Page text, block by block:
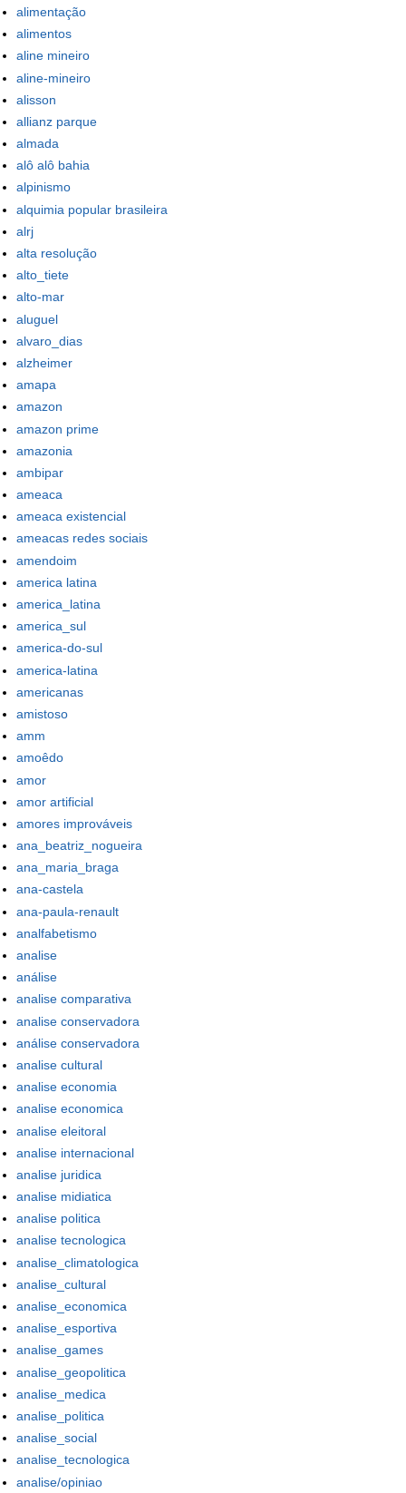
alimentação
alimentos
aline mineiro
aline-mineiro
alisson
allianz parque
almada
alô alô bahia
alpinismo
alquimia popular brasileira
alrj
alta resolução
alto_tiete
alto-mar
aluguel
alvaro_dias
alzheimer
amapa
amazon
amazon prime
amazonia
ambipar
ameaca
ameaca existencial
ameacas redes sociais
amendoim
america latina
america_latina
america_sul
america-do-sul
america-latina
americanas
amistoso
amm
amoêdo
amor
amor artificial
amores improváveis
ana_beatriz_nogueira
ana_maria_braga
ana-castela
ana-paula-renault
analfabetismo
analise
análise
analise comparativa
analise conservadora
análise conservadora
analise cultural
analise economia
analise economica
analise eleitoral
analise internacional
analise juridica
analise midiatica
analise politica
analise tecnologica
analise_climatologica
analise_cultural
analise_economica
analise_esportiva
analise_games
analise_geopolitica
analise_medica
analise_politica
analise_social
analise_tecnologica
analise/opiniao